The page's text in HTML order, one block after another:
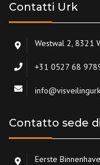
Contatti Urk
Westwal 2, 8321
+31 0527 68
Contatto sede
Eerste